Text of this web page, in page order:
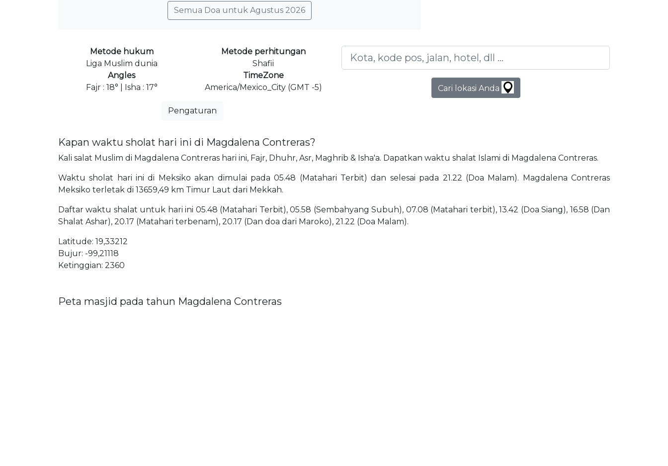
Semua Doa untuk Agustus 2026
Metode hukum
Liga Muslim dunia
Metode perhitungan
Shafii
Angles
Fajr : 18° | Isha : 17°
TimeZone
America/Mexico_City (GMT -5)
Pengaturan
Cari lokasi Anda
Kapan waktu sholat hari ini di Magdalena Contreras?
Kali salat Muslim di Magdalena Contreras hari ini, Fajr, Dhuhr, Asr, Maghrib & Isha'a. Dapatkan waktu shalat Islami di Magdalena Contreras.
Waktu sholat hari ini di Meksiko akan dimulai pada 05.48 (Matahari Terbit) dan selesai pada 21.22 (Doa Malam). Magdalena Contreras
Meksiko terletak di 13659,49 km Timur Laut dari Mekkah.
Daftar waktu shalat untuk hari ini 05.48 (Matahari Terbit), 05.58 (Sembahyang Subuh), 07.08 (Matahari terbit), 13.42 (Doa Siang), 16.58 (Dan
Shalat Ashar), 20.17 (Matahari terbenam), 20.17 (Dan doa dari Maroko), 21.22 (Doa Malam).
Latitude: 19,33212
Bujur: -99,21118
Ketinggian: 2360
Peta masjid pada tahun Magdalena Contreras